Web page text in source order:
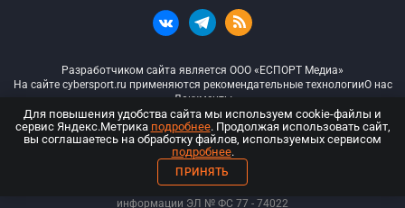
Разработчиком сайта является ООО «ЕСПОРТ Медиа»
На сайте cybersport.ru применяются рекомендательные технологииО нас
Документы
© ООО «Киберспорт.ру» — Все права защищены
18+
ООО «Киберспорт.ру». Свидетельство о регистрации средств массовой
информации ЭЛ № ФС 77 - 74022
Для повышения удобства сайта мы используем cookie-файлы и
сервис Яндекс.Метрика подробнее. Продолжая использовать сайт,
вы соглашаетесь на обработку файлов, используемых сервисом
подробнее.
ПРИНЯТЬ